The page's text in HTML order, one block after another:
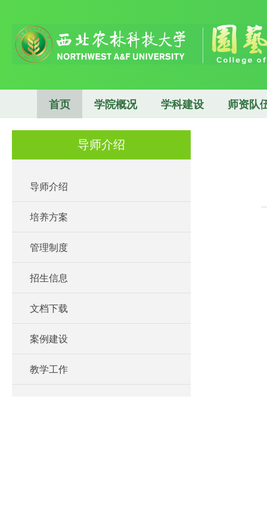
首页 学院概况 学科建设 师资队
导师介绍
导师介绍
培养方案
管理制度
招生信息
文档下载
案例建设
教学工作